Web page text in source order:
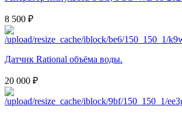
8 500 ₽
Датчик Rational объёма воды.
20 000 ₽